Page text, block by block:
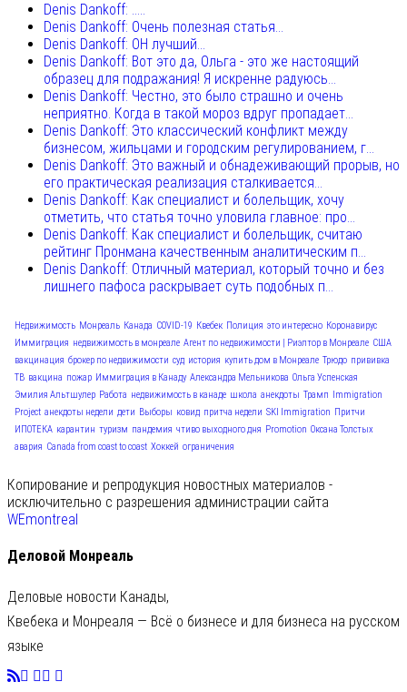
Denis Dankoff: .....
Denis Dankoff: Очень полезная статья...
Denis Dankoff: ОН лучший...
Denis Dankoff: Вот это да, Ольга - это же настоящий
образец для подражания! Я искренне радуюсь...
Denis Dankoff: Честно, это было страшно и очень
неприятно. Когда в такой мороз вдруг пропадает...
Denis Dankoff: Это классический конфликт между
бизнесом, жильцами и городским регулированием, г...
Denis Dankoff: Это важный и обнадеживающий прорыв, но
его практическая реализация сталкивается...
Denis Dankoff: Как специалист и болельщик, хочу
отметить, что статья точно уловила главное: про...
Denis Dankoff: Как специалист и болельщик, считаю
рейтинг Пронмана качественным аналитическим п...
Denis Dankoff: Отличный материал, который точно и без
лишнего пафоса раскрывает суть подобных п...
Недвижимость Монреаль Канада COVID-19 Квебек Полиция это интересно Коронавирус
Иммиграция недвижимость в монреале Агент по недвижимости | Риэлтор в Монреале США
вакцинация брокер по недвижимости суд история купить дом в Монреале Трюдо прививка
ТВ вакцина пожар Иммиграция в Канаду Александра Мельникова Ольга Успенская
Эмилия Альтшулер Работа недвижимость в канаде школа анекдоты Трамп Immigration
Project анекдоты недели дети Выборы ковид притча недели SKI Immigration Притчи
ИПОТЕКА карантин туризм пандемия чтиво выходного дня Promotion Оксана Толстых
авария Canada from coast to coast Хоккей ограничения
Копирование и репродукция новостных материалов -
исключительно с разрешения администрации сайта
WEmontreal
Деловой Монреаль
Деловые новости Канады,
Квебека и Монреаля — Всё о бизнесе и для бизнеса на русском
языке